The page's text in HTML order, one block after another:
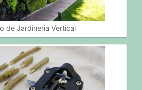
de Jardineria Vertical